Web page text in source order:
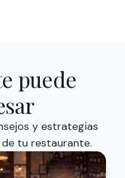
puede
y estrategias
tu restaurante.